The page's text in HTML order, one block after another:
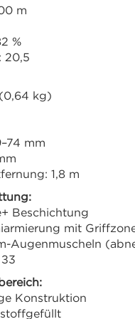
m
%
20,5
kg)
mm
1,8 m
Beschichtung
mit
Augenmuscheln
Konstruktion